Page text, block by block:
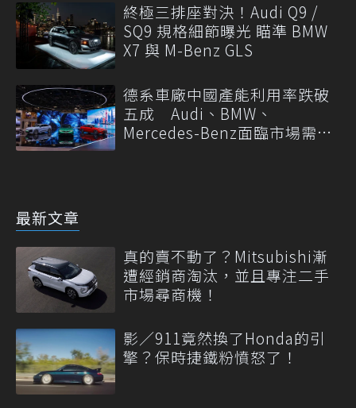
終極三排座對決！Audi Q9 /
SQ9 規格細節曝光 瞄準 BMW
X7 與 M-Benz GLS
德系車廠中國產能利用率跌破
五成 Audi、BMW、
Mercedes-Benz面臨市場需求
最新文章
真的賣不動了？Mitsubishi漸
遭經銷商淘汰，並且專注二手
市場尋商機！
影／911竟然換了Honda的引
擎？保時捷鐵粉憤怒了！